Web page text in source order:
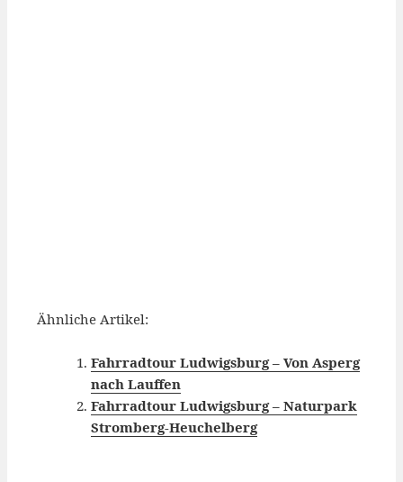
Ähnliche Artikel:
Fahrradtour Ludwigsburg – Von Asperg
nach Lauffen
Fahrradtour Ludwigsburg – Naturpark
Stromberg-Heuchelberg